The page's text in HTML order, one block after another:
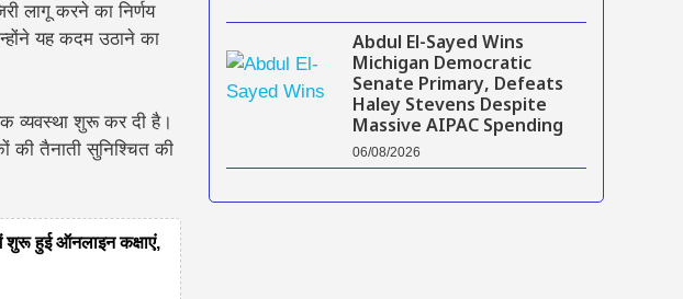
लागू करने का निर्णय
यह कदम उठाने का
व्यवस्था शुरू कर दी है।
की तैनाती सुनिश्चित की
हुई ऑनलाइन कक्षाएं,
Abdul El-Sayed Wins
Michigan Democratic
Senate Primary, Defeats
Haley Stevens Despite
Massive AIPAC Spending
06/08/2026